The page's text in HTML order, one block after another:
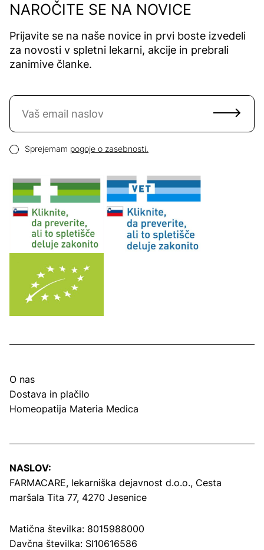
NAROČITE SE NA NOVICE
Prijavite se na naše novice in prvi boste izvedeli
za novosti v spletni lekarni, akcije in prebrali
zanimive članke.
Naročite se na novice
Pogoji zasebnosti
Sprejemam pogoje o zasebnosti.
O nas
Dostava in plačilo
Homeopatija Materia Medica
NASLOV:
FARMACARE, lekarniška dejavnost d.o.o., Cesta
maršala Tita 77, 4270 Jesenice
Matična številka: 8015988000
Davčna številka: SI10616586